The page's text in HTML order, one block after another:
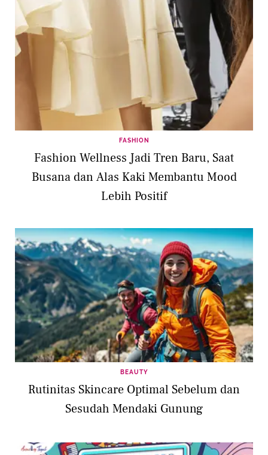
FASHION
Fashion Wellness Jadi Tren Baru, Saat
Busana dan Alas Kaki Membantu Mood
Lebih Positif
BEAUTY
Rutinitas Skincare Optimal Sebelum dan
Sesudah Mendaki Gunung